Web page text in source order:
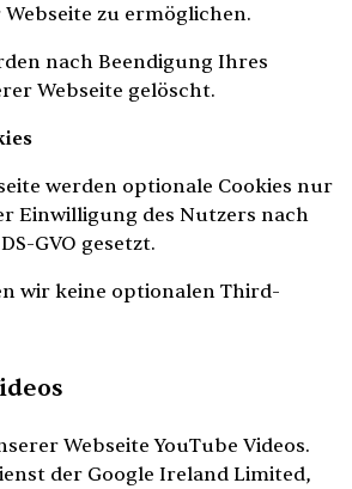
zu ermöglichen.
nach Beendigung Ihres
Webseite gelöscht.
werden optionale Cookies nur
Einwilligung des Nutzers nach
GVO gesetzt.
wir keine optionalen Third-
Webseite YouTube Videos.
der Google Ireland Limited,